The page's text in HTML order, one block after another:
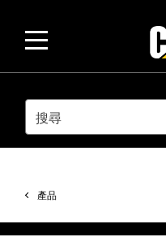
SEARCH
產品